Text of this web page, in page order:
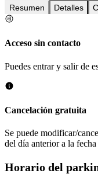
Resumen Detalles
Acceso sin contacto
Puedes entrar y salir de
Cancelación gratuita
Se puede modificar/
del día anterior a la
Horario del